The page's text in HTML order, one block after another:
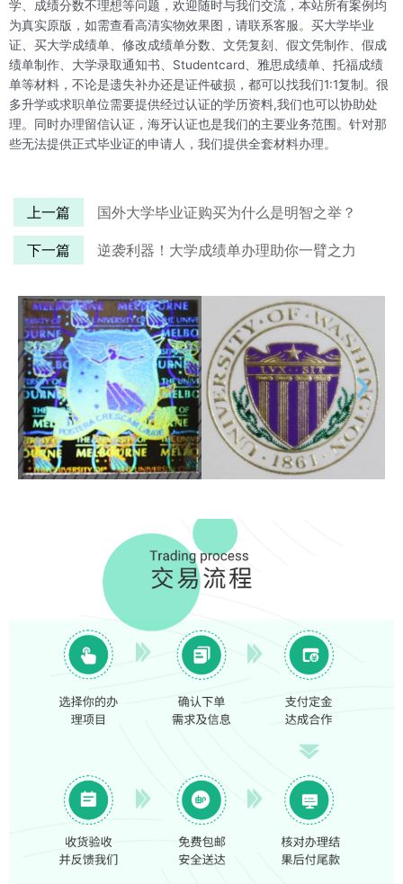
学、成绩分数不理想等问题，欢迎随时与我们交流，本站所有案例均
为真实原版，如需查看高清实物效果图，请联系客服。买大学毕业
证、买大学成绩单、修改成绩单分数、文凭复刻、假文凭制作、假成
绩单制作、大学录取通知书、Studentcard、雅思成绩单、托福成绩
单等材料，不论是遗失补办还是证件破损，都可以找我们1:1复制。很
多升学或求职单位需要提供经过认证的学历资料,我们也可以协助处
理。同时办理留信认证，海牙认证也是我们的主要业务范围。针对那
些无法提供正式毕业证的申请人，我们提供全套材料办理。
上一篇 国外大学毕业证购买为什么是明智之举？
下一篇 逆袭利器！大学成绩单办理助你一臂之力